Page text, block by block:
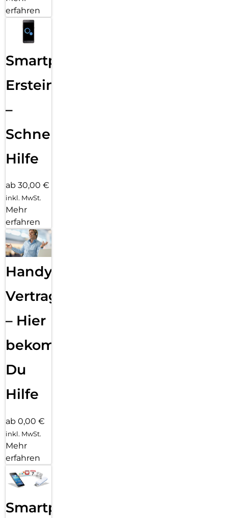
erfahren
Smartphone
Ersteinrichtung
–
Schnelle
Hilfe
ab 30,00 €
inkl. MwSt.
Mehr
erfahren
Handy
Vertragsabwicklung
– Hier
bekommst
Du
Hilfe
ab 0,00 €
inkl. MwSt.
Mehr
erfahren
Smartphone